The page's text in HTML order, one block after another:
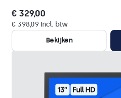
€ 329,00
€ 398,09 incl. btw
Bekijken